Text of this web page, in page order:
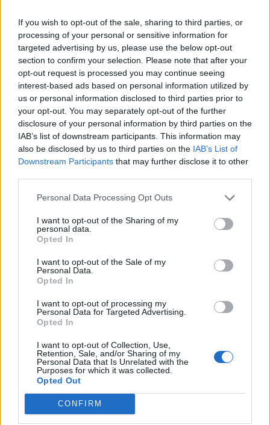
If you wish to opt-out of the sale, sharing to third parties, or
processing of your personal or sensitive information for
targeted advertising by us, please use the below opt-out
section to confirm your selection. Please note that after your
opt-out request is processed you may continue seeing
interest-based ads based on personal information utilized by
us or personal information disclosed to third parties prior to
your opt-out. You may separately opt-out of the further
disclosure of your personal information by third parties on the
IAB’s list of downstream participants. This information may
also be disclosed by us to third parties on the IAB’s List of
Downstream Participants that may further disclose it to other
Personal Data Processing Opt Outs
I want to opt-out of the Sharing of my
personal data.
Opted In
I want to opt-out of the Sale of my
Personal Data.
Opted In
I want to opt-out of processing my
Personal Data for Targeted Advertising.
Opted In
I want to opt-out of Collection, Use,
Retention, Sale, and/or Sharing of my
Personal Data that Is Unrelated with the
Purposes for which it was collected.
Opted Out
CONFIRM
Commenti
Accedio registratiper commentare questo
articolo.
L'email è richiesta ma non verrà mostrata ai visitatori. Il contenuto di questo
commento esprime il pensiero dell'autore e non rappresenta la linea editoriale
di VareseNews.it, che rimane autonoma e indipendente. I messaggi inclusi nei
commenti non sono testi giornalistici, ma post inviati dai singoli lettori che
possono essere automaticamente pubblicati senza filtro preventivo. I commenti
che includano uno o più link a siti esterni verranno rimossi in automatico dal
sistema.
DALLA HOME